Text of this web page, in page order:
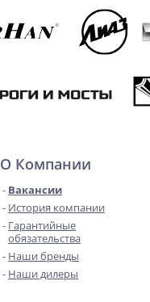
О Компании
Вакансии
История компании
Гарантийные
обязательства
Наши бренды
Наши дилеры